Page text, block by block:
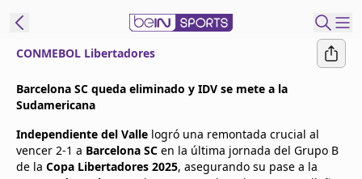
Edition
United States
CONMEBOL Libertadores
Barcelona SC queda eliminado y IDV se mete a la
Sudamericana
Independiente del Valle logró una remontada crucial al
vencer 2-1 a Barcelona SC en la última jornada del Grupo B
de la Copa Libertadores 2025, asegurando su pase a la